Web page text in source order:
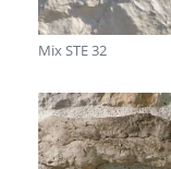
Mix STE 32